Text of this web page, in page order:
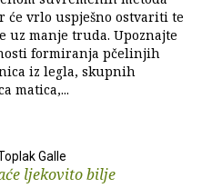
će vrlo uspješno ostvariti te
uz manje truda. Upoznajte
formiranja pčelinjih
iz legla, skupnih
matica,...
Galle
ljekovito bilje